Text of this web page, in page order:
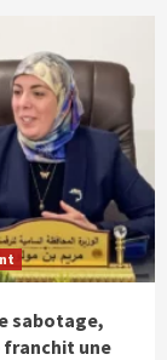
sabotage,
franchit une